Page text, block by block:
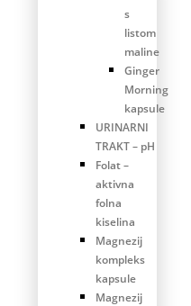
s
listom
maline
Ginger
Morning
kapsule
URINARNI
TRAKT – pH
Folat –
aktivna
folna
kiselina
Magnezij
kompleks
kapsule
Magnezij